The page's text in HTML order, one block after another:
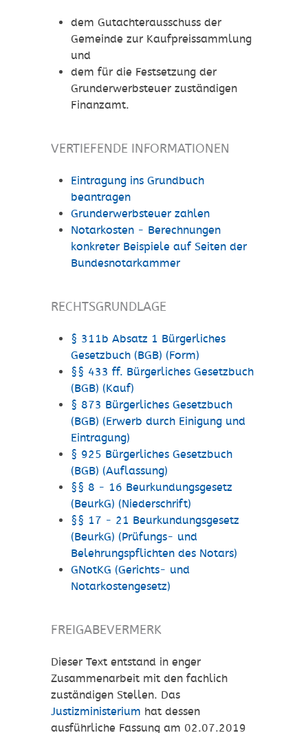
dem Gutachterausschuss der
Gemeinde zur Kaufpreissammlung
und
dem für die Festsetzung der
Grunderwerbsteuer zuständigen
Finanzamt.
VERTIEFENDE INFORMATIONEN
Eintragung ins Grundbuch
beantragen
Grunderwerbsteuer zahlen
Notarkosten - Berechnungen
konkreter Beispiele auf Seiten der
Bundesnotarkammer
RECHTSGRUNDLAGE
§ 311b Absatz 1 Bürgerliches
Gesetzbuch (BGB) (Form)
§§ 433 ff. Bürgerliches Gesetzbuch
(BGB) (Kauf)
§ 873 Bürgerliches Gesetzbuch
(BGB) (Erwerb durch Einigung und
Eintragung)
§ 925 Bürgerliches Gesetzbuch
(BGB) (Auflassung)
§§ 8 - 16 Beurkundungsgesetz
(BeurkG) (Niederschrift)
§§ 17 - 21 Beurkundungsgesetz
(BeurkG) (Prüfungs- und
Belehrungspflichten des Notars)
GNotKG (Gerichts- und
Notarkostengesetz)
FREIGABEVERMERK
Dieser Text entstand in enger
Zusammenarbeit mit den fachlich
zuständigen Stellen. Das
Justizministerium hat dessen
ausführliche Fassung am 02.07.2019